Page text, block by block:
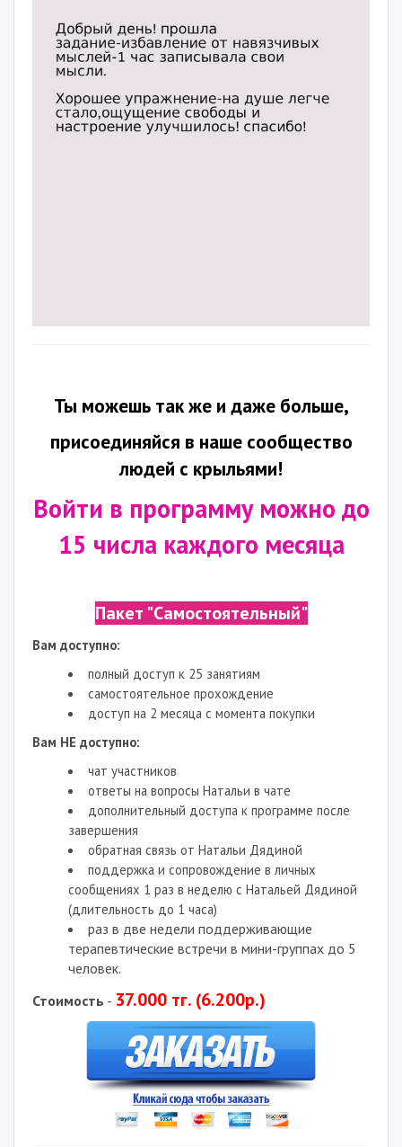
Ты можешь так же и даже больше,
присоединяйся в наше сообщество
людей с крыльями!
Войти в программу можно до
15 числа каждого месяца
Пакет "Самостоятельный"
Вам доступно:
полный доступ к 25 занятиям
самостоятельное прохождение
доступ на 2 месяца с момента покупки
Вам НЕ доступно:
чат участников
ответы на вопросы Натальи в чате
дополнительный доступа к программе после
завершения
обратная связь от Натальи Дядиной
поддержка и сопровождение в личных
сообщениях 1 раз в неделю с Натальей Дядиной
(длительность до 1 часа)
раз в две недели поддерживающие
терапевтические встречи в мини-группах до 5
человек.
Стоимость - 37.000 тг. (6.200р.)